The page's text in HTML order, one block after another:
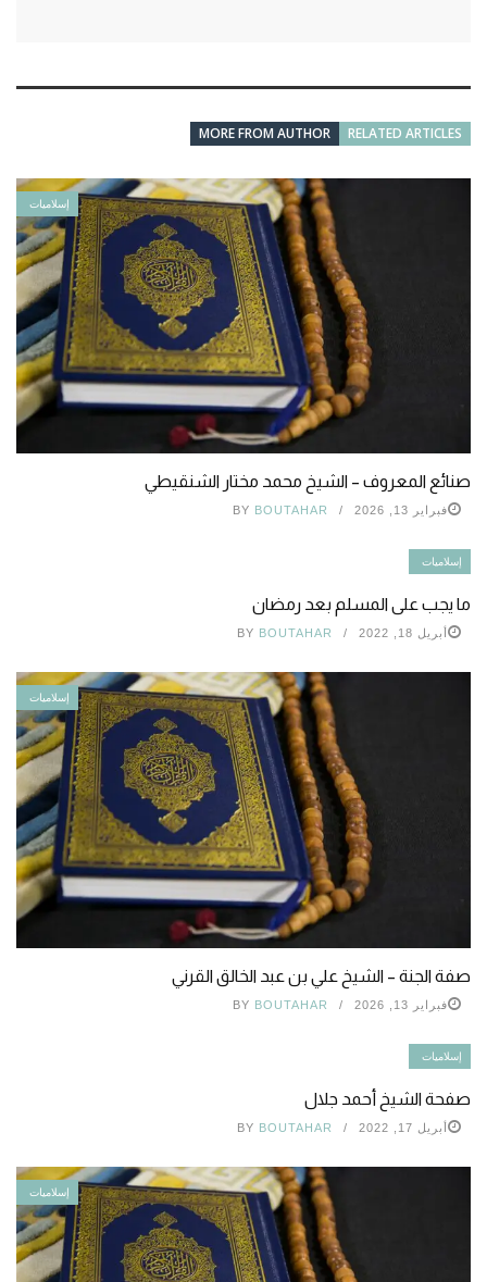
RELATED ARTICLES
MORE FROM AUTHOR
إسلاميات
صنائع المعروف – الشيخ محمد مختار الشنقيطي
فبراير 13, 2026 BY BOUTAHAR
إسلاميات
ما يجب على المسلم بعد رمضان
أبريل 18, 2022 BY BOUTAHAR
إسلاميات
صفة الجنة – الشيخ علي بن عبد الخالق القرني
فبراير 13, 2026 BY BOUTAHAR
إسلاميات
صفحة الشيخ أحمد جلال
أبريل 17, 2022 BY BOUTAHAR
إسلاميات